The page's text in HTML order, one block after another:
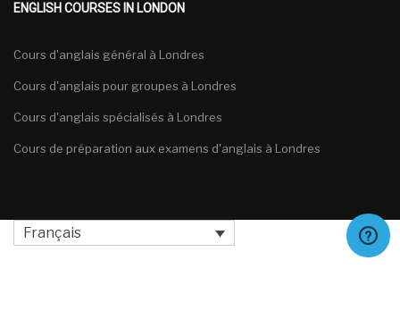
ENGLISH COURSES IN LONDON
Cours d'anglais général à Londres
Cours d'anglais pour groupes à Londres
Cours d'anglais spécialisés à Londres
Cours de préparation aux examens d'anglais à Londres
Français